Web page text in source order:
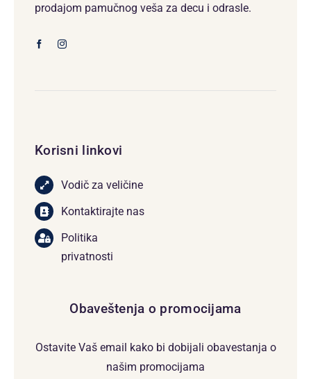
prodajom pamučnog veša za decu i odrasle.
Korisni linkovi
Vodič za veličine
Kontaktirajte nas
Politika
privatnosti
Obaveštenja o promocijama
Ostavite Vaš email kako bi dobijali obavestanja o
našim promocijama